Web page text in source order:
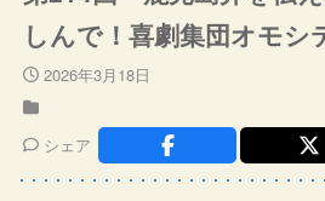
しんで！喜劇集団オモシ
2026年3月18日
シェア